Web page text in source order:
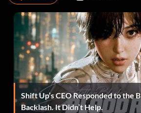
Shift Up’s CEO Responded to the
Backlash. It Didn’t Help.